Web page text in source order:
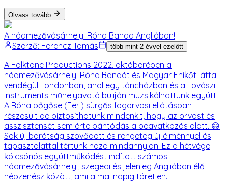
Olvass tovább
A hódmezővásárhelyi Róna Banda Angliában!
Szerző: Ferencz Tamás több mint 2 évvel ezelőtt
A Folktone Productions 2022. októberében a
hódmezővásárhelyi Róna Bandát és Magyar Enikőt látta
vendégül Londonban, ahol egy táncházban és a Lovászi
Instruments műhelyavató buliján muzsikálhattunk együtt.
A Róna bőgőse (Feri) sürgős fogorvosi ellátásban
részesült de biztosíthatunk mindenkit, hogy az orvost és
asszisztensét sem érte bántódás a beavatkozás alatt. 😄
Sok új barátság szövődött és rengeteg új élménnyel és
tapasztalattal tértünk haza mindannyian. Ez a hétvége
kölcsönös együttműködést indított számos
hódmezővásárhelyi, szegedi és jelenleg Angliában élő
népzenész között, ami a mai napig töretlen.